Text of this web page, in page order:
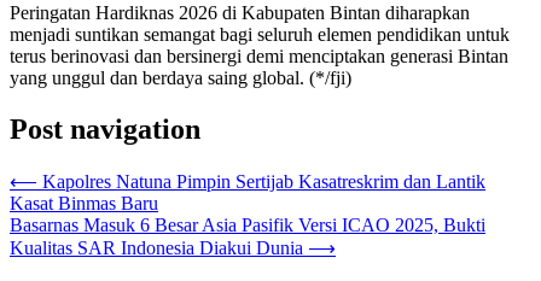
Peringatan Hardiknas 2026 di Kabupaten Bintan diharapkan
menjadi suntikan semangat bagi seluruh elemen pendidikan untuk
terus berinovasi dan bersinergi demi menciptakan generasi Bintan
yang unggul dan berdaya saing global. (*/fji)
Post navigation
⟵ Kapolres Natuna Pimpin Sertijab Kasatreskrim dan Lantik
Kasat Binmas Baru
Basarnas Masuk 6 Besar Asia Pasifik Versi ICAO 2025, Bukti
Kualitas SAR Indonesia Diakui Dunia ⟶